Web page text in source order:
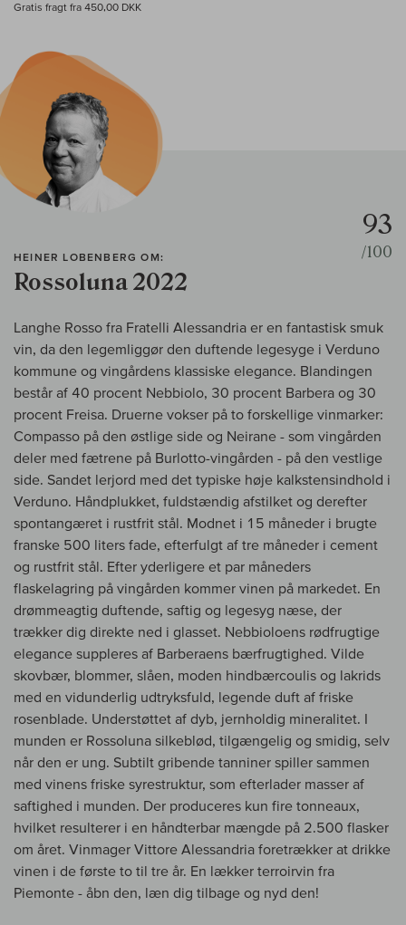
Gratis fragt fra 450,00 DKK
HEINER LOBENBERG OM:
Rossoluna 2022
93
/100
Langhe Rosso fra Fratelli Alessandria er en fantastisk smuk
vin, da den legemliggør den duftende legesyge i Verduno
kommune og vingårdens klassiske elegance. Blandingen
består af 40 procent Nebbiolo, 30 procent Barbera og 30
procent Freisa. Druerne vokser på to forskellige vinmarker:
Compasso på den østlige side og Neirane - som vingården
deler med fætrene på Burlotto-vingården - på den vestlige
side. Sandet lerjord med det typiske høje kalkstensindhold i
Verduno. Håndplukket, fuldstændig afstilket og derefter
spontangæret i rustfrit stål. Modnet i 15 måneder i brugte
franske 500 liters fade, efterfulgt af tre måneder i cement
og rustfrit stål. Efter yderligere et par måneders
flaskelagring på vingården kommer vinen på markedet. En
drømmeagtig duftende, saftig og legesyg næse, der
trækker dig direkte ned i glasset. Nebbioloens rødfrugtige
elegance suppleres af Barberaens bærfrugtighed. Vilde
skovbær, blommer, slåen, moden hindbærcoulis og lakrids
med en vidunderlig udtryksfuld, legende duft af friske
rosenblade. Understøttet af dyb, jernholdig mineralitet. I
munden er Rossoluna silkeblød, tilgængelig og smidig, selv
når den er ung. Subtilt gribende tanniner spiller sammen
med vinens friske syrestruktur, som efterlader masser af
saftighed i munden. Der produceres kun fire tonneaux,
hvilket resulterer i en håndterbar mængde på 2.500 flasker
om året. Vinmager Vittore Alessandria foretrækker at drikke
vinen i de første to til tre år. En lækker terroirvin fra
Piemonte - åbn den, læn dig tilbage og nyd den!